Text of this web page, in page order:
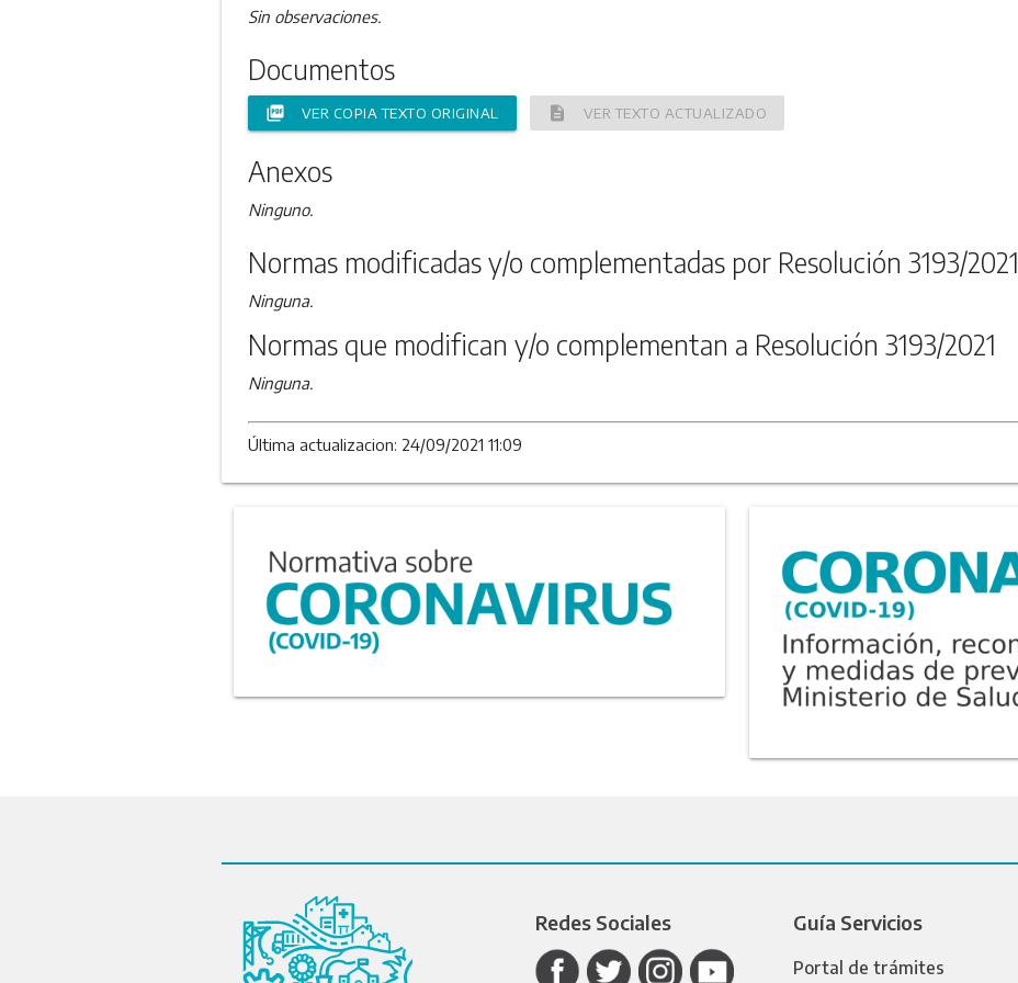
Sin observaciones.
Documentos
picture_as_pdf VER COPIA TEXTO ORIGINAL description VER TEXTO ACTUALIZADO
Anexos
Ninguno.
Normas modificadas y/o complementadas por Resolución 3193/2021
Ninguna.
Normas que modifican y/o complementan a Resolución 3193/2021
Ninguna.
Última actualizacion: 24/09/2021 11:09
Redes Sociales Guía Servicios
Portal de trámites